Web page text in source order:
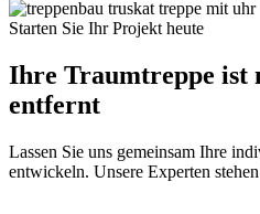
Starten Sie Ihr Projekt heute
Ihre Traumtreppe ist
entfernt
Lassen Sie uns gemeinsam Ihre
entwickeln. Unsere Experten